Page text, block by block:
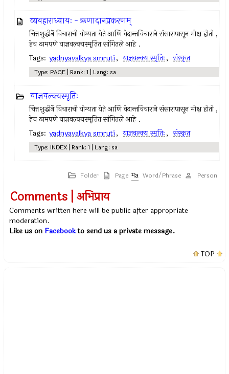
व्यवहाराध्यायः - ऋणादानप्रकरणम्
चित्तशुद्धीनें विचाराची योग्यता येते आणि वेदान्तविचाराने संसारापासून मोक्ष होतो ,
हेच ठामपणे याज्ञवल्क्यस्मृतित सांगितले आहे .
Tags: yadnyavalkya smruti, याज्ञवल्क्य स्मृतिः, संस्कृत
Type: PAGE | Rank: 1 | Lang: sa
याज्ञवल्क्यस्मृतिः
चित्तशुद्धीनें विचाराची योग्यता येते आणि वेदान्तविचाराने संसारापासून मोक्ष होतो ,
हेच ठामपणे याज्ञवल्क्यस्मृतित सांगितले आहे .
Tags: yadnyavalkya smruti, याज्ञवल्क्य स्मृतिः, संस्कृत
Type: INDEX | Rank: 1 | Lang: sa
Folder Page Word/Phrase Person
Comments | अभिप्राय
Comments written here will be public after appropriate
moderation.
Like us on Facebookto send us a private message.
TOP